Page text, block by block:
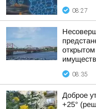
08:27
08:35
Доброе
+25°